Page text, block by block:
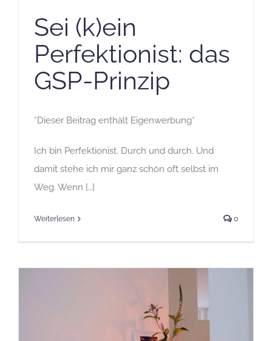
Sei (k)ein
Perfektionist: das
GSP-Prinzip
*Dieser Beitrag enthält Eigenwerbung*
Ich bin Perfektionist. Durch und durch. Und
damit stehe ich mir ganz schön oft selbst im
Weg. Wenn […]
Weiterlesen 0